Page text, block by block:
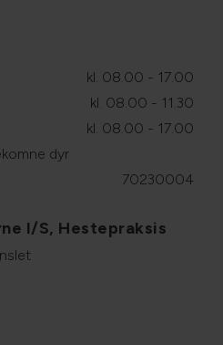
kl. 08.00 - 17.00
kl. 08.00 - 11.30
kl. 08.00 - 17.00
dyr
70230004
I/S, Hestepraksis